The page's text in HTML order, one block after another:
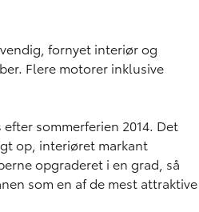
fornyet interiør og
Flere motorer inklusive
efter sommerferien 2014. Det
op, interiøret markant
opgraderet i en grad, så
som en af de mest attraktive